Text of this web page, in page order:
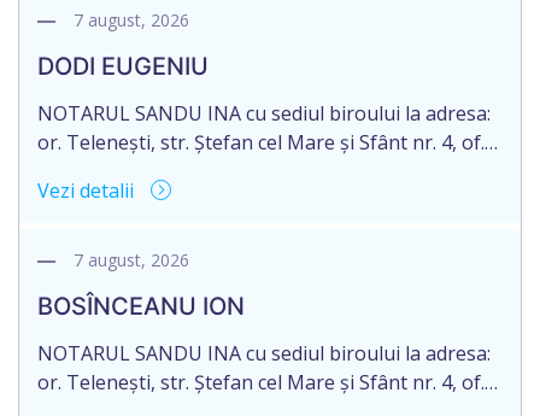
decedat/ă la 16 mai 2026. Eliberarea certificatului de
de 16.05.2027 termenul de opțiune pentru
acceptarea […]
7 august, 2026
DODI EUGENIU
NOTARUL SANDU INA cu sediul biroului la adresa:
or. Telenești, str. Ștefan cel Mare și Sfânt nr. 4, of.
succesorale în urma decesului cet. DODI EUGENIU,
2003035009604, decedat/ă la data de 12.01.2026
/doisprezece ianuarie anul două mii douăzeci și
șase/. Eliberarea certificatului de moștenitor este
[…]
Vezi detalii
7 august, 2026
BOSÎNCEANU ION
NOTARUL SANDU INA cu sediul biroului la adresa:
or. Telenești, str. Ștefan cel Mare și Sfânt nr. 4, of.